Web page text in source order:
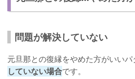
問題が解決していない
元旦那との復縁をやめた方がいいパ
していない場合です。